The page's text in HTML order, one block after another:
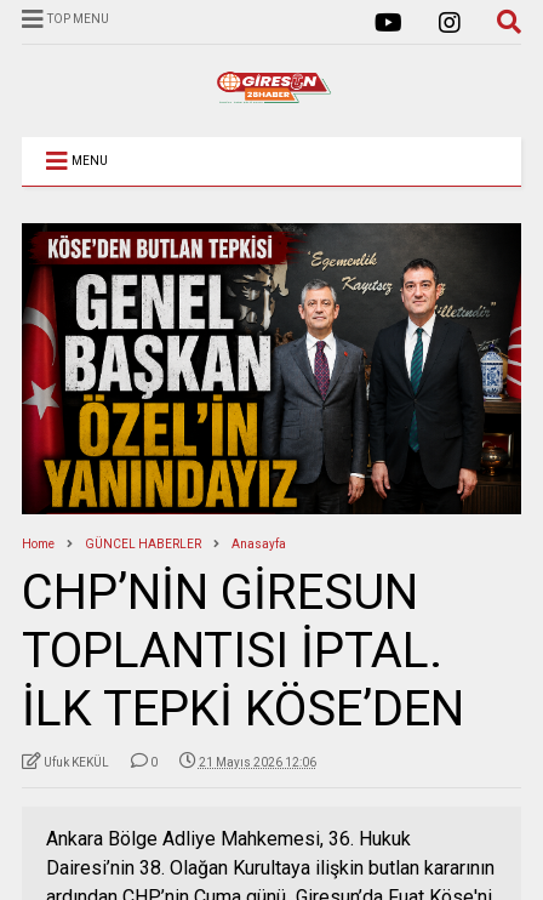
TOP MENU
MENU
Home GÜNCEL HABERLER Anasayfa
CHP’NİN GİRESUN
TOPLANTISI İPTAL.
İLK TEPKİ KÖSE’DEN
Ufuk KEKÜL 0 21 Mayıs 2026 12:06
Ankara Bölge Adliye Mahkemesi, 36. Hukuk
Dairesi’nin 38. Olağan Kurultaya ilişkin butlan kararının